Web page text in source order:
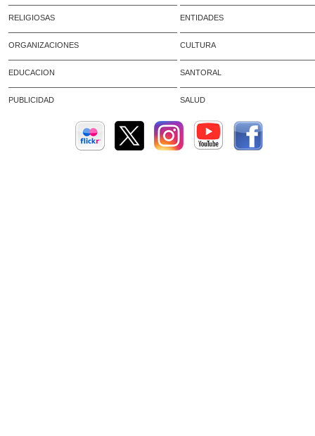
RELIGIOSAS ENTIDADES
ORGANIZACIONES CULTURA
EDUCACION SANTORAL
PUBLICIDAD SALUD